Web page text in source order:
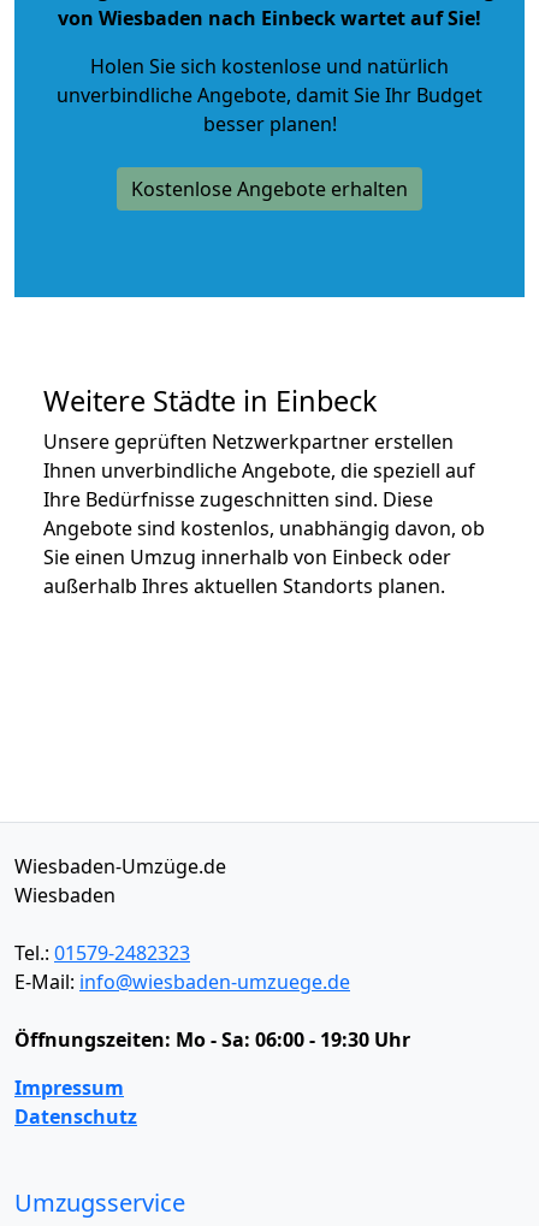
von Wiesbaden nach Einbeck wartet auf Sie!
Holen Sie sich kostenlose und natürlich
unverbindliche Angebote, damit Sie Ihr Budget
besser planen!
Kostenlose Angebote erhalten
Weitere Städte in Einbeck
Unsere geprüften Netzwerkpartner erstellen
Ihnen unverbindliche Angebote, die speziell auf
Ihre Bedürfnisse zugeschnitten sind. Diese
Angebote sind kostenlos, unabhängig davon, ob
Sie einen Umzug innerhalb von Einbeck oder
außerhalb Ihres aktuellen Standorts planen.
Wiesbaden-Umzüge.de
Wiesbaden
Tel.: 01579-2482323
E-Mail: info@wiesbaden-umzuege.de
Öffnungszeiten: Mo - Sa: 06:00 - 19:30 Uhr
Impressum
Datenschutz
Umzugsservice